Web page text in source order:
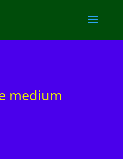
medium